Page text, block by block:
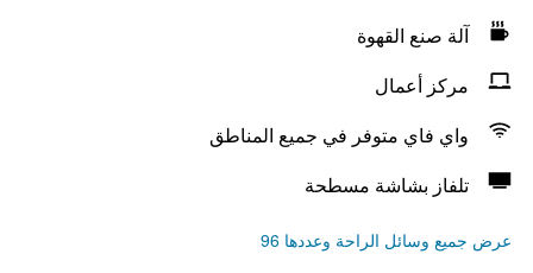
آلة صنع القهوة
مركز أعمال
واي فاي متوفر في جميع المناطق
تلفاز بشاشة مسطحة
عرض جميع وسائل الراحة وعددها 96